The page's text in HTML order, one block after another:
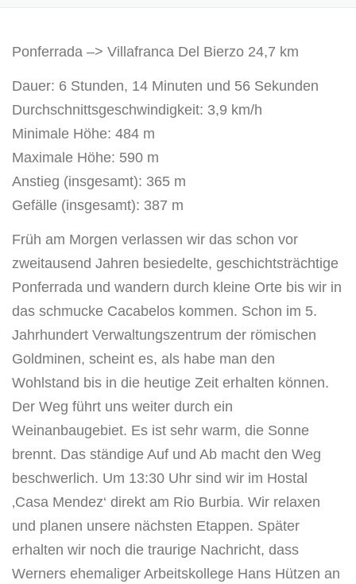
GALERIE LAUFEVENTS
Ponferrada –> Villafranca Del Bierzo 24,7 km
Dauer: 6 Stunden, 14 Minuten und 56 Sekunden
Durchschnittsgeschwindigkeit: 3,9 km/h
Minimale Höhe: 484 m
Maximale Höhe: 590 m
Anstieg (insgesamt): 365 m
Gefälle (insgesamt): 387 m
Früh am Morgen verlassen wir das schon vor
zweitausend Jahren besiedelte, geschichtsträchtige
Ponferrada und wandern durch kleine Orte bis wir in
das schmucke Cacabelos kommen. Schon im 5.
Jahrhundert Verwaltungszentrum der römischen
Goldminen, scheint es, als habe man den
Wohlstand bis in die heutige Zeit erhalten können.
Der Weg führt uns weiter durch ein
Weinanbaugebiet. Es ist sehr warm, die Sonne
brennt. Das ständige Auf und Ab macht den Weg
beschwerlich. Um 13:30 Uhr sind wir im Hostal
‚Casa Mendez‘ direkt am Rio Burbia. Wir relaxen
und planen unsere nächsten Etappen. Später
erhalten wir noch die traurige Nachricht, dass
Werners ehemaliger Arbeitskollege Hans Hützen an